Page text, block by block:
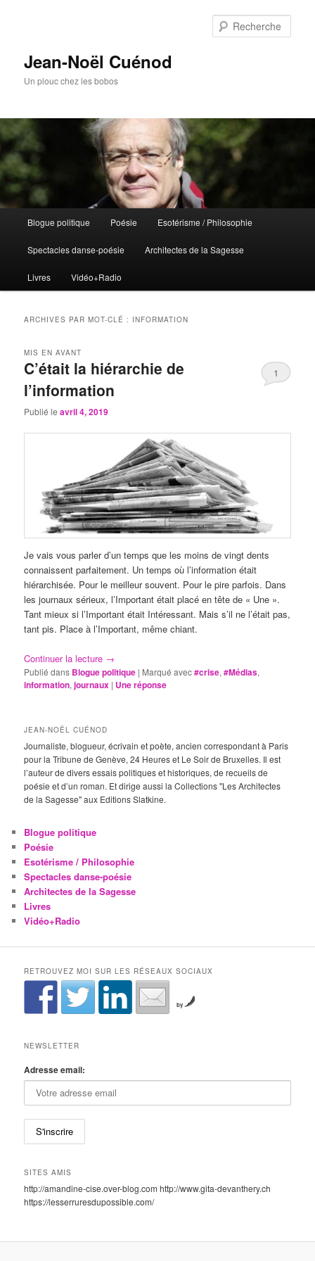
Jean-Noël Cuénod
Un plouc chez les bobos
Aller
au
contenu
principal
Aller
au
contenu
secondaire
Blogue politique Poésie Esotérisme / Philosophie
Spectacles danse-poésie Architectes de la Sagesse
Livres Vidéo+Radio
ARCHIVES PAR MOT-CLÉ : INFORMATION
C’était la hiérarchie de
l’information
MIS EN AVANT
Publié leavril 4, 2019
1
Je vais vous parler d’un temps que les moins de vingt dents
connaissent parfaitement. Un temps où l’information était
hiérarchisée. Pour le meilleur souvent. Pour le pire parfois. Dans
les journaux sérieux, l’Important était placé en tête de « Une ».
Tant mieux si l’Important était Intéressant. Mais s’il ne l’était pas,
tant pis. Place à l’Important, même chiant.
Continuer la lecture →
Publié dans Blogue politique | Marqué avec#crise,#Médias,
information,journaux | Uneréponse
JEAN-NOËL CUÉNOD
Journaliste, blogueur, écrivain et poète, ancien correspondant à Paris
pour la Tribune de Genève, 24 Heures et Le Soir de Bruxelles. Il est
l’auteur de divers essais politiques et historiques, de recueils de
poésie et d’un roman. Et dirige aussi la Collections "Les Architectes
de la Sagesse" aux Editions Slatkine.
Blogue politique
Poésie
Esotérisme / Philosophie
Spectacles danse-poésie
Architectes de la Sagesse
Livres
Vidéo+Radio
RETROUVEZ MOI SUR LES RÉSEAUX SOCIAUX
by
NEWSLETTER
Adresse email:
SITES AMIS
http://amandine-cise.over-blog.com http://www.gita-devanthery.ch
https://lesserruresdupossible.com/